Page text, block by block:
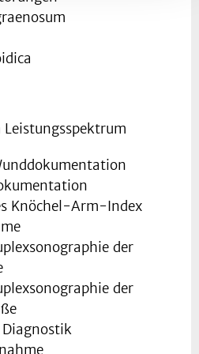
Leistungsspektrum
Knöchel-Arm-Index
der
der